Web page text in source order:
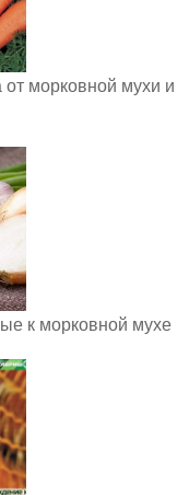
морковной мухи и
к морковной мухе